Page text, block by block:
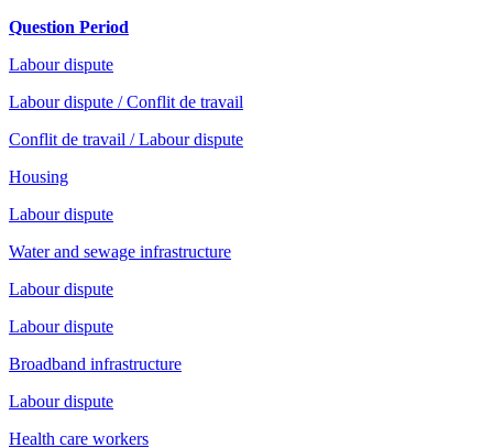
Question Period
Labour dispute
Labour dispute / Conflit de travail
Conflit de travail / Labour dispute
Housing
Labour dispute
Water and sewage infrastructure
Labour dispute
Labour dispute
Broadband infrastructure
Labour dispute
Health care workers